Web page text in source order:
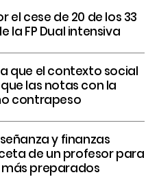
el cese de 20 de los 33
la FP Dual intensiva
que el contexto social
las notas con la
contrapeso
y finanzas
de un profesor para
preparados